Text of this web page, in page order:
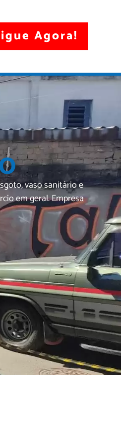
Agora!
vaso sanitário e
em geral. Empresa